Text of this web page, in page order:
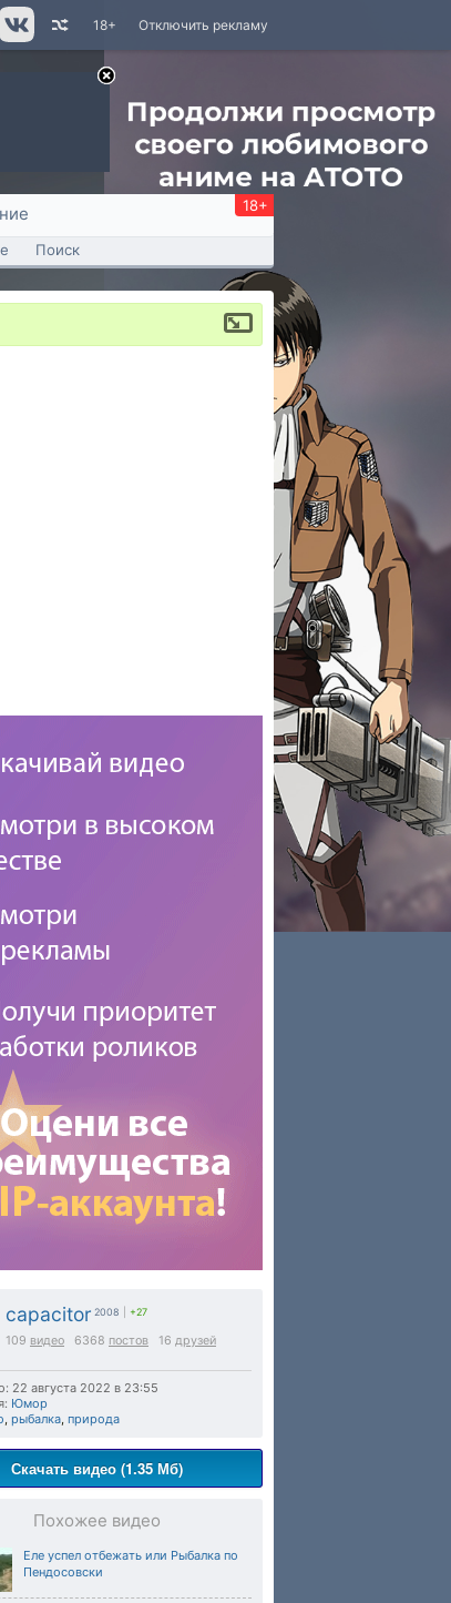
Отключить рекламу
18+
18+
Поиск
capacitor 2008 +27
109 видео 6368 постов 16 друзей
22 августа 2022 в 23:55
Юмор
, рыбалка, природа
Скачать видео (1.35 Мб)
Похожее видео
Еле успел отбежать или Рыбалка по
Пендосовски